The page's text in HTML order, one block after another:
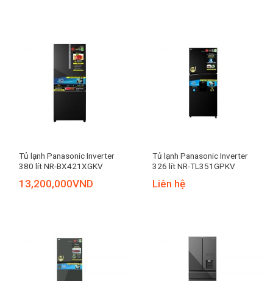
Tủ lạnh Panasonic Inverter
380 lít NR-BX421XGKV
13,200,000VND
Tủ lạnh Panasonic Inverter
326 lít NR-TL351GPKV
Liên hệ